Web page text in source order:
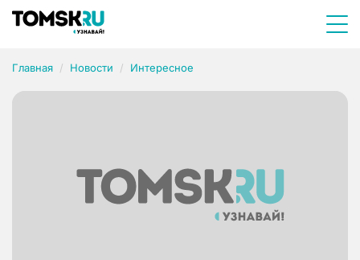
Главная Новости Интересное